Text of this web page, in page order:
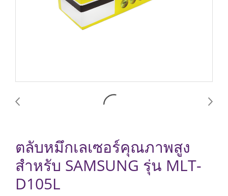
ตลับหมึกเลเซอร์คุณภาพสูง
สำหรับ SAMSUNG รุ่น MLT-
D105L